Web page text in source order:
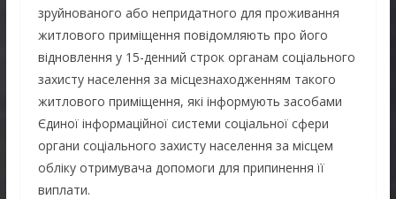
зруйнованого або непридатного для проживання
житлового приміщення повідомляють про його
відновлення у 15-денний строк органам соціального
захисту населення за місцезнаходженням такого
житлового приміщення, які інформують засобами
Єдиної інформаційної системи соціальної сфери
органи соціального захисту населення за місцем
обліку отримувача допомоги для припинення її
виплати.